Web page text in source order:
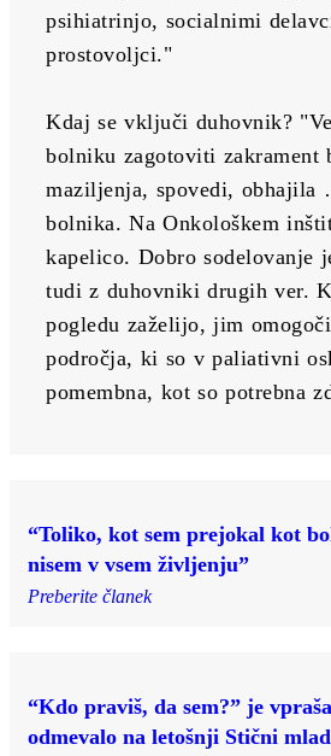
psihiatrinjo, socialnimi
prostovoljci."
Kdaj se vključi duhovnik?
bolniku zagotoviti zakrament
maziljenja, spovedi,
bolnika. Na Onkološkem
kapelico. Dobro sodelovanje
tudi z duhovniki drugih ver.
pogledu zaželijo, jim
področja, ki so v paliativni
pomembna, kot so potrebna
“Toliko, kot sem prejokal kot
nisem v vsem življenju”
Preberite članek
“Kdo praviš, da sem?” je
odmevalo na letošnji Stični